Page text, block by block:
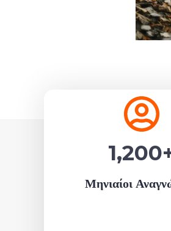
1,200
Μηνιαίοι